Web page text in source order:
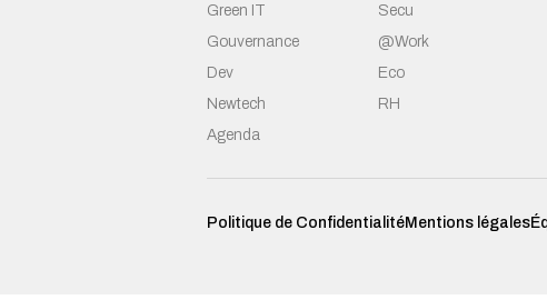
Green IT
Secu
Gouvernance
@Work
Dev
Eco
Newtech
RH
Agenda
Politique de ConfidentialitéMentions légales